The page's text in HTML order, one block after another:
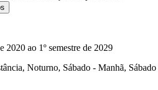
2020 ao 1º semestre de 2029
Noturno, Sábado - Manhã, Sábado